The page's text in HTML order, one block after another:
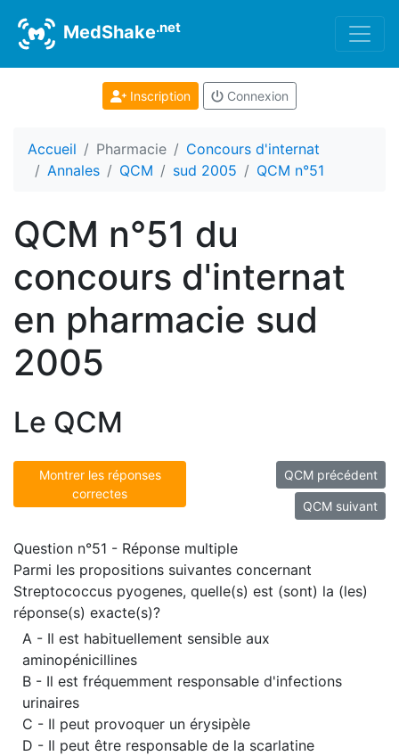
MedShake.net
Inscription Connexion
Accueil Pharmacie
Concours d'internat
Annales
QCM sud 2005 QCM n°51
QCM n°51 du
concours d'internat
en pharmacie sud
2005
Le QCM
Montrer les réponses
correctes
QCM précédent
QCM suivant
Question n°51 - Réponse multiple
Parmi les propositions suivantes concernant
Streptococcus pyogenes, quelle(s) est (sont) la (les)
réponse(s) exacte(s)?
A - Il est habituellement sensible aux
aminopénicillines
B - Il est fréquemment responsable d'infections
urinaires
C - Il peut provoquer un érysipèle
D - Il peut être responsable de la scarlatine